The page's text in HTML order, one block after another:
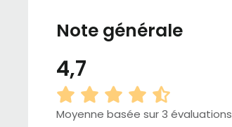
Note générale
4,7
Moyenne basée sur 3 évaluations